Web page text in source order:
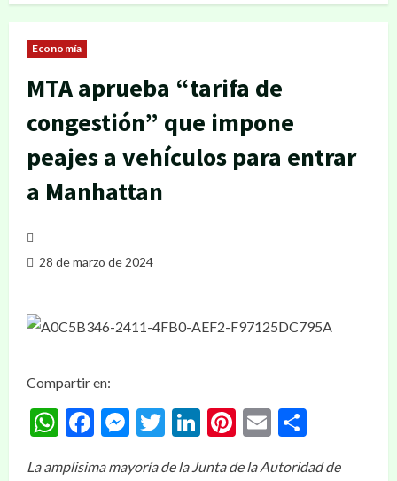
Economía
MTA aprueba “tarifa de
congestión” que impone
peajes a vehículos para entrar
a Manhattan
28 de marzo de 2024
Compartir en:
WhatsApp
Facebook
Messenger
Twitter
LinkedIn
Pinterest
Email
La amplisima mayoría de la Junta de la Autoridad de